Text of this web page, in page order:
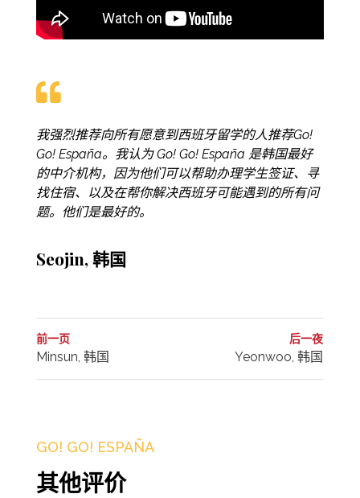
我强烈推荐向所有愿意到西班牙留学的人推荐Go!
Go! España。我认为 Go! Go! España 是韩国最好
的中介机构，因为他们可以帮助办理学生签证、寻
找住宿、以及在帮你解决西班牙可能遇到的所有问
题。他们是最好的。
Seojin, 韩国
前一页
Minsun, 韩国
后一夜
Yeonwoo, 韩国
GO! GO! ESPAÑA
其他评价